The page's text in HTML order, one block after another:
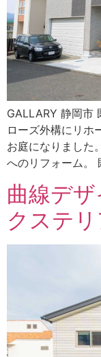
GALLARY 静岡市
ローズ外構にリホ
お庭になりまし
へのリフォーム。
曲線デ
クステリ